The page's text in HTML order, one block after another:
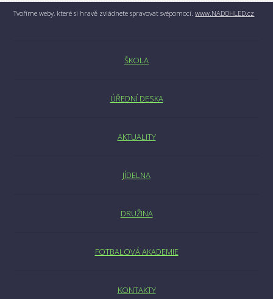
Tvoříme weby, které si hravě zvládnete spravovat svépomocí.www.NADOHLED.cz
ŠKOLA
ÚŘEDNÍ DESKA
AKTUALITY
JÍDELNA
DRUŽINA
FOTBALOVÁ AKADEMIE
KONTAKTY